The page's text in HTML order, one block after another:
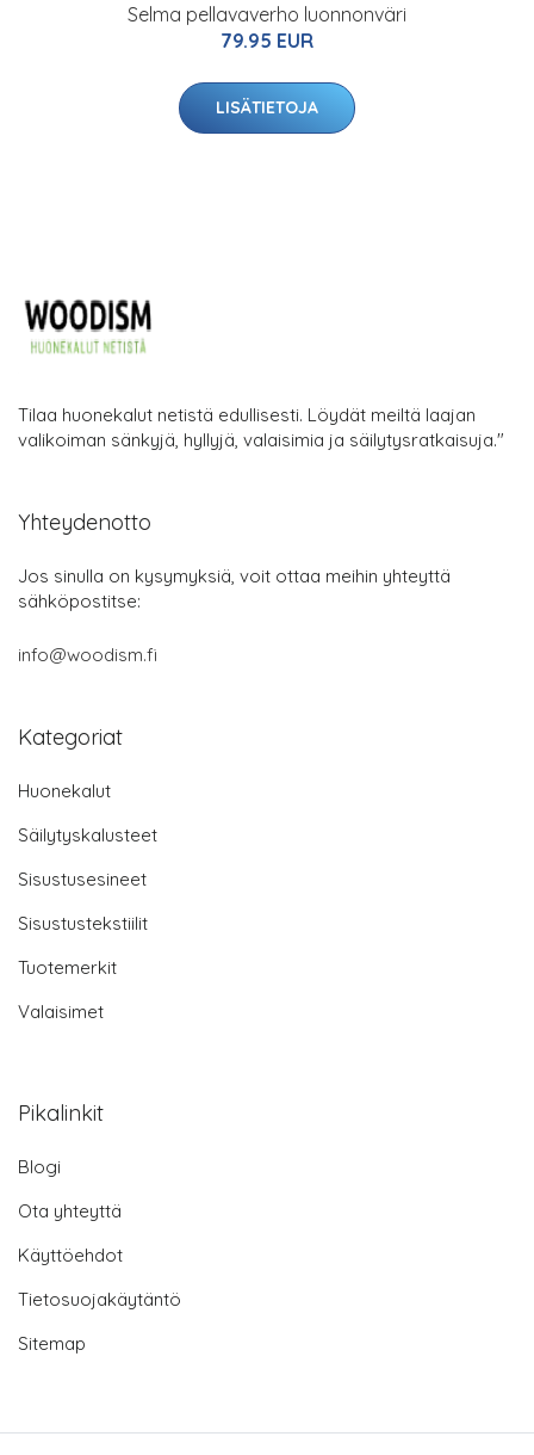
Selma pellavaverho luonnonväri
79.95 EUR
LISÄTIETOJA
Tilaa huonekalut netistä edullisesti. Löydät meiltä laajan
valikoiman sänkyjä, hyllyjä, valaisimia ja säilytysratkaisuja."
Yhteydenotto
Jos sinulla on kysymyksiä, voit ottaa meihin yhteyttä
sähköpostitse:
info@woodism.fi
Kategoriat
Huonekalut
Säilytyskalusteet
Sisustusesineet
Sisustustekstiilit
Tuotemerkit
Valaisimet
Pikalinkit
Blogi
Ota yhteyttä
Käyttöehdot
Tietosuojakäytäntö
Sitemap